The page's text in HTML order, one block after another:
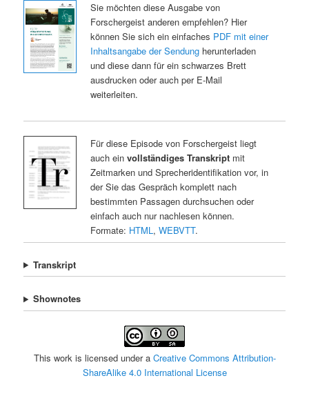
Sie möchten diese Ausgabe von
Forschergeist anderen empfehlen? Hier
können Sie sich ein einfaches PDF mit einer
Inhaltsangabe der Sendungherunterladen
und diese dann für ein schwarzes Brett
ausdrucken oder auch per E-Mail
weiterleiten.
Für diese Episode von Forschergeist liegt
auch ein vollständiges Transkriptmit
Zeitmarken und Sprecheridentifikation vor, in
der Sie das Gespräch komplett nach
bestimmten Passagen durchsuchen oder
einfach auch nur nachlesen können.
Formate: HTML, WEBVTT.
Transkript
Shownotes
This work is licensed under a Creative Commons Attribution-
ShareAlike 4.0 International License